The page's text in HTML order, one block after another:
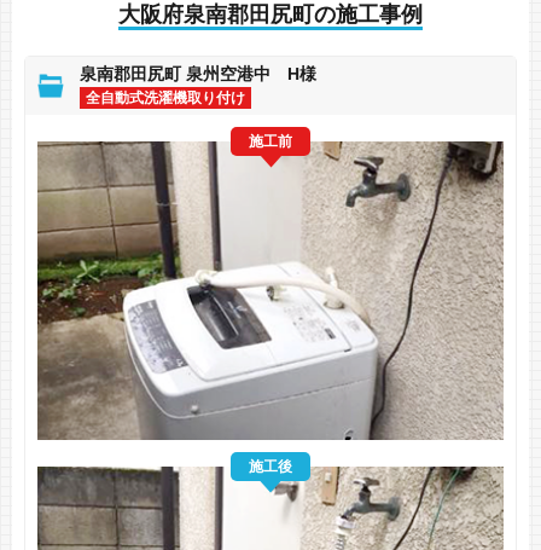
大阪府泉南郡田尻町の施工事例
泉南郡田尻町 泉州空港中 H様
全自動式洗濯機取り付け
施工前
施工後